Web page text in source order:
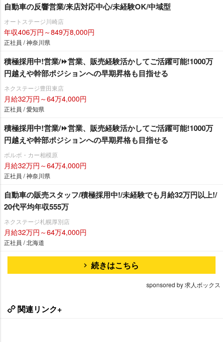
自動車の反響営業/来店対応中心/未経験OK/中域型
オートステージ川崎店
年収406万円～849万8,000円
正社員 / 神奈川県
積極採用中!営業/⏩️営業、販売経験活かしてご活躍可能!1000万
円越えや幹部ポジションへの早期昇格も目指せる
ネクステージ豊田東店
月給32万円～64万4,000円
正社員 / 愛知県
積極採用中!営業/⏩️営業、販売経験活かしてご活躍可能!1000万
円越えや幹部ポジションへの早期昇格も目指せる
ボルボ・カー相模原
月給32万円～64万4,000円
正社員 / 神奈川県
自動車の販売スタッフ/積極採用中!/未経験でも月給32万円以上!/
20代平均年収555万
ネクステージ札幌厚別店
月給32万円～64万4,000円
正社員 / 北海道
続きはこちら
sponsored by 求人ボックス
関連リンク+